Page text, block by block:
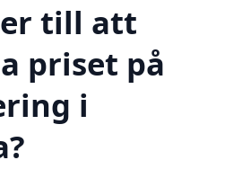
till att
priset på
i